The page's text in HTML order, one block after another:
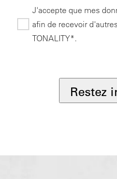
J'accepte que mes
afin de recevoir
TONALITY*.
Restez